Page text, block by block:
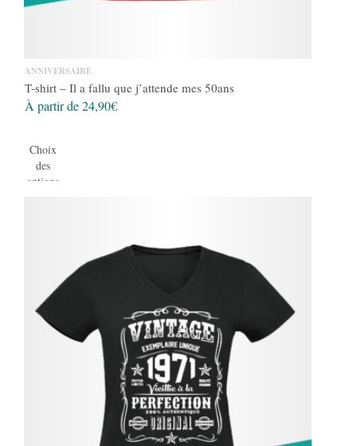
ANNIVERSAIRE
T-shirt – Il a fallu que j’attende mes 50ans
À partir de24,90€
Choix
des
options